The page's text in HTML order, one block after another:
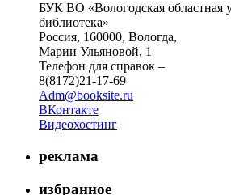
БУК ВО «Вологодская областная
библиотека»
Россия, 160000, Вологда,
Марии Ульяновой, 1
Телефон для справок –
8(8172)21-17-69
Adm@booksite.ru
ВКонтакте
Видеохостинг
реклама
избранное